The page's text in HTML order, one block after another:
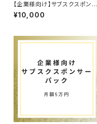
【企業様向け】サブスクスポンサ
ー1万パック
¥10,000